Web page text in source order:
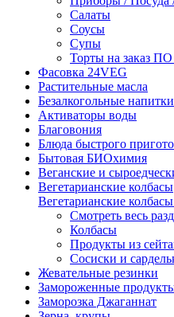
Салаты
Соусы
Супы
Торты на заказ
Фасовка 24VEG
Растительные масла
Безалкогольные напитки
Активаторы воды
Благовония
Блюда быстрого
Бытовая БИОхимия
Веганские и
Вегетарианские колбасы
Вегетарианские колбасы
Смотреть весь
Колбасы
Продукты из
Сосиски и
Жевательные резинки
Замороженные
Заморозка Джаганнат